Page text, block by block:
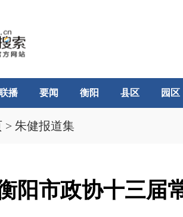
播 要闻 衡阳 县区 园区
> 朱健报道集
阳市政协十三届